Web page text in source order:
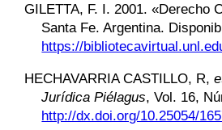
GILETTA, F. I. 2001. «Derecho
Santa Fe. Argentina.
https://
HECHAVARRIA CASTILLO, R,
Jurídica Piélagus, Vol. 16,
http://dx.doi.org/10.25054/